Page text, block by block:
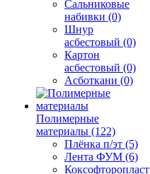
Сальниковые
набивки (0)
Шнур
асбестовый (0)
Картон
асбестовый (0)
Асботкани (0)
Полимерные
материалы (122)
Плёнка п/эт (5)
Лента ФУМ (6)
Коксофторопласт